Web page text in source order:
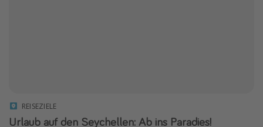
REISEZIELE
Urlaub auf den Seychellen: Ab ins Paradies!